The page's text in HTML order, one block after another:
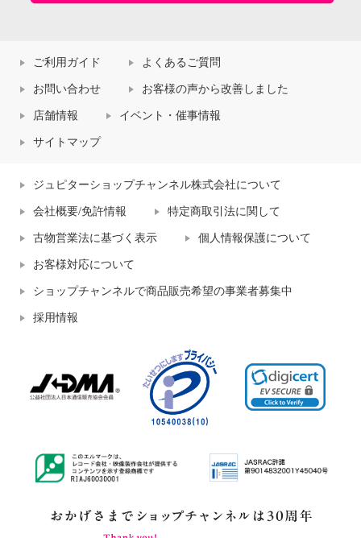
ご利用ガイド よくあるご質問
お問い合わせ お客様の声から改善しました
店舗情報 イベント・催事情報
サイトマップ
ジュピターショップチャンネル株式会社について
会社概要/免許情報 特定商取引法に関して
古物営業法に基づく表示 個人情報保護について
お客様対応について
ショップチャンネルで商品販売希望の事業者募集中
採用情報